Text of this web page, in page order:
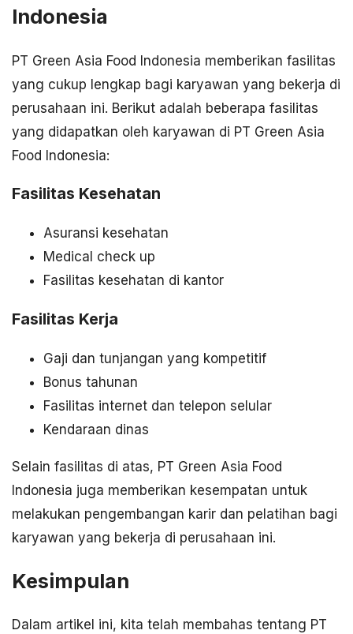
Indonesia
PT Green Asia Food Indonesia memberikan fasilitas
yang cukup lengkap bagi karyawan yang bekerja di
perusahaan ini. Berikut adalah beberapa fasilitas
yang didapatkan oleh karyawan di PT Green Asia
Food Indonesia:
Fasilitas Kesehatan
Asuransi kesehatan
Medical check up
Fasilitas kesehatan di kantor
Fasilitas Kerja
Gaji dan tunjangan yang kompetitif
Bonus tahunan
Fasilitas internet dan telepon selular
Kendaraan dinas
Selain fasilitas di atas, PT Green Asia Food
Indonesia juga memberikan kesempatan untuk
melakukan pengembangan karir dan pelatihan bagi
karyawan yang bekerja di perusahaan ini.
Kesimpulan
Dalam artikel ini, kita telah membahas tentang PT